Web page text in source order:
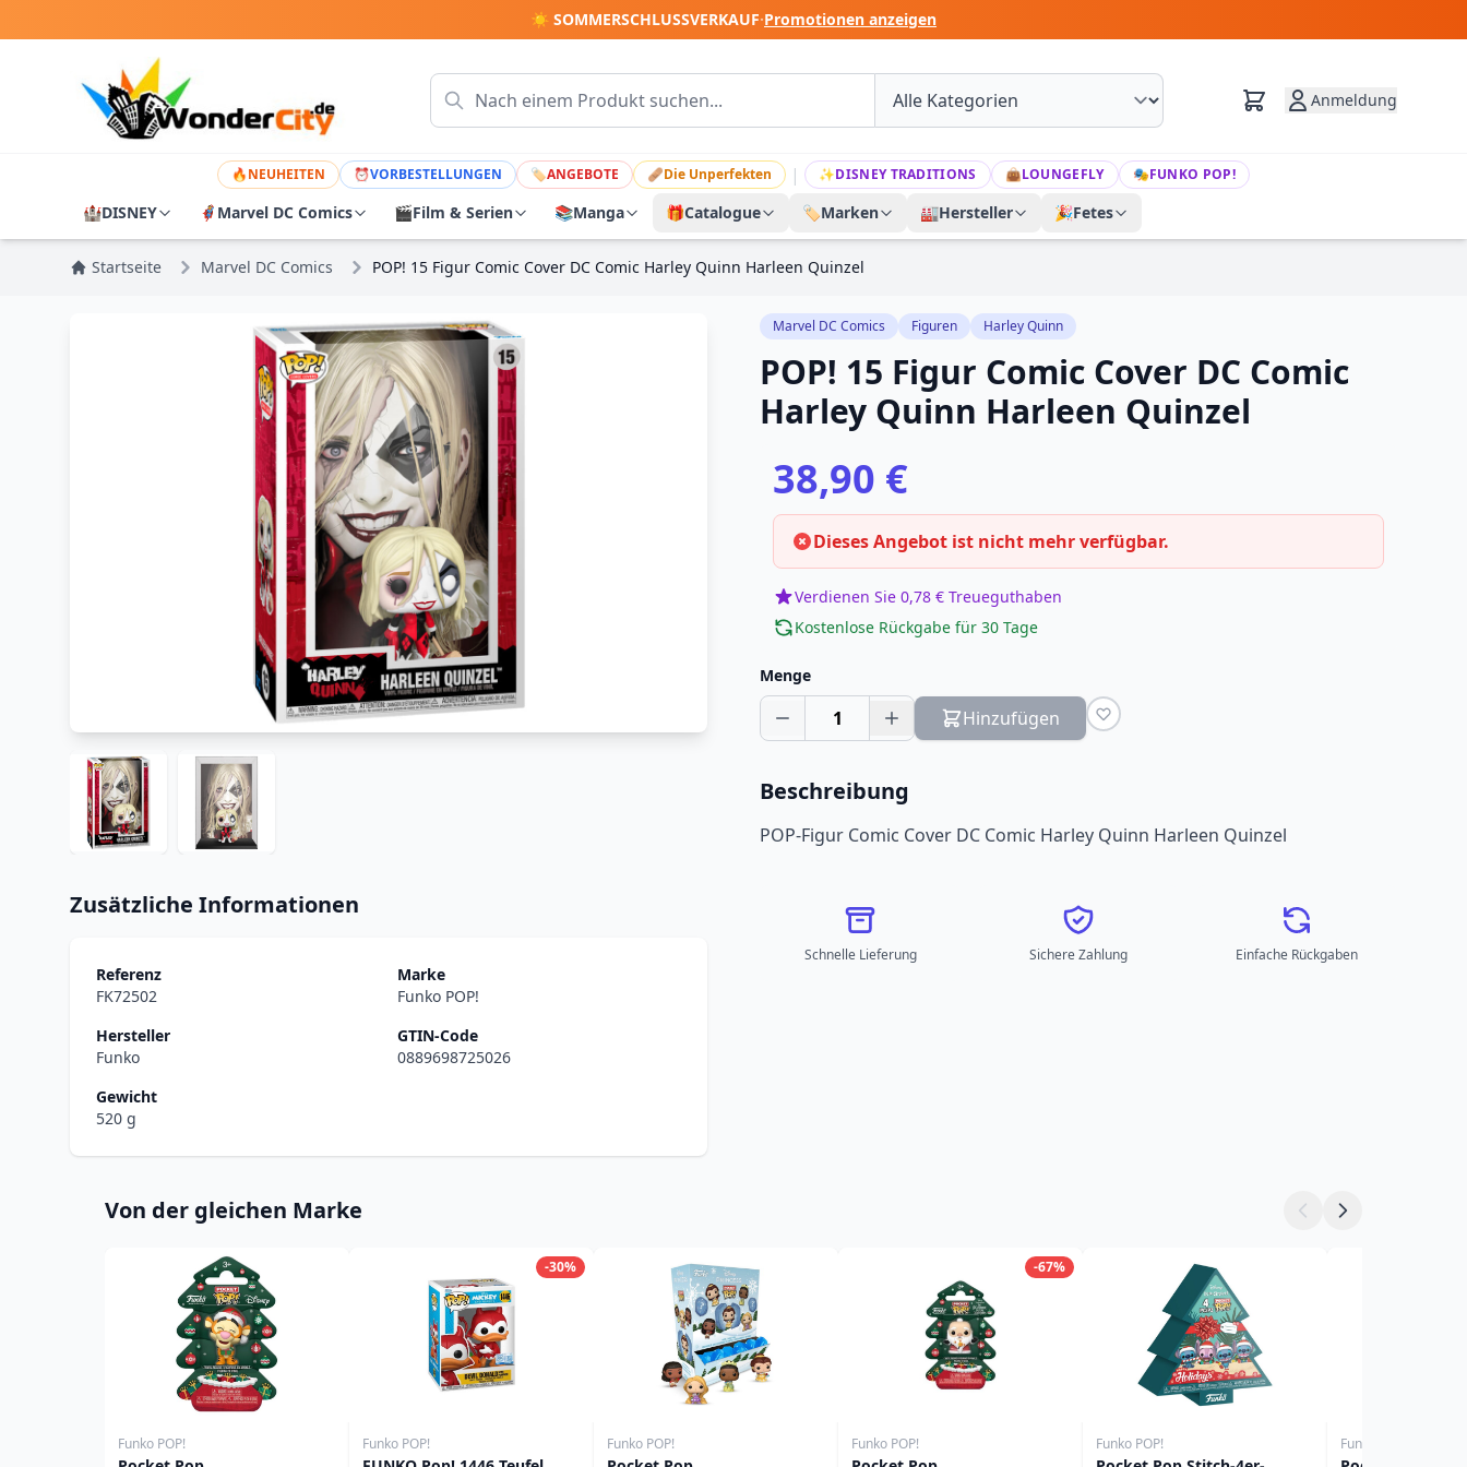
☀️ SOMMERSCHLUSSVERKAUF·Promotionen anzeigen
Anmeldung
🔥NEUHEITEN ⏰VORBESTELLUNGEN 🏷ANGEBOTE 🩹Die Unperfekten | ✨DISNEY TRADITIONS 👜LOUNGEFLY 🎭FUNKO POP!
🏰DISNEY 🦸 Marvel DC Comics 🎬Film & Serien 📚Manga 🎁Catalogue 🏷️Marken 🏭Hersteller 🎉Fetes
Startseite Marvel DC Comics POP! 15 Figur Comic Cover DC Comic Harley Quinn Harleen Quinzel
Zusätzliche Informationen
Referenz
FK72502
Marke
Funko POP!
Hersteller
Funko
GTIN-Code
0889698725026
Gewicht
520 g
Marvel DC Comics Figuren Harley Quinn
POP! 15 Figur Comic Cover DC Comic
Harley Quinn Harleen Quinzel
38,90 €
Dieses Angebot ist nicht mehr verfügbar.
Verdienen Sie 0,78 € Treueguthaben
Kostenlose Rückgabe für 30 Tage
Menge
1 Hinzufügen
Beschreibung
POP-Figur Comic Cover DC Comic Harley Quinn Harleen Quinzel
Schnelle Lieferung Sichere Zahlung Einfache Rückgaben
Von der gleichen Marke
Funko POP!
-30%
Funko POP! Funko POP!
-67%
Funko POP! Funko POP! Funko POP!